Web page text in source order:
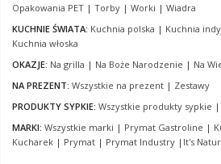
Opakowania PET | Torby | Worki | Wiadra
KUCHNIE ŚWIATA: Kuchnia polska | Kuchnia
Kuchnia włoska
OKAZJE: Na grilla | Na Boże Narodzenie | Na
NA PREZENT: Wszystkie na prezent | Zestawy
PRODUKTY SYPKIE: Wszystkie produkty sypkie |
MARKI: Wszystkie marki | Prymat Gastroline |
Kucharek | Prymat | Prymat Industry | It's